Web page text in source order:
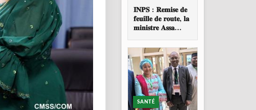
𝐈𝐍𝐏𝐒 : 𝐑𝐞𝐦𝐢𝐬𝐞 𝐝𝐞
𝐟𝐞𝐮𝐢𝐥𝐥𝐞 𝐝𝐞 𝐫𝐨𝐮𝐭𝐞, 𝐥𝐚
𝐦𝐢𝐧𝐢𝐬𝐭𝐫𝐞 𝐀𝐬𝐬𝐚
𝐚𝐩𝐩𝐞𝐥𝐥𝐞 à 𝐮𝐧𝐞
𝐫𝐞𝐬𝐭𝐫𝐮𝐜𝐭𝐮𝐫𝐚𝐭𝐢𝐨𝐧
𝐩𝐫𝐨𝐟𝐨𝐧𝐝𝐞 𝐝𝐞 𝐥
SANTÉ